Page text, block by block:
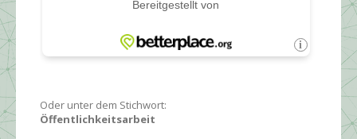
Oder unter dem Stichwort:
Öffentlichkeitsarbeit